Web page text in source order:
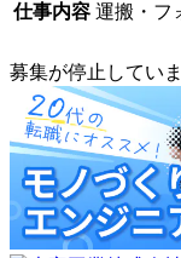
仕事内容 運搬・フ
募集が停止してい